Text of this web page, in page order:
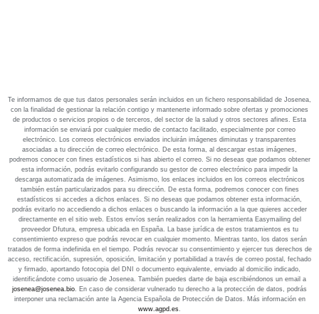
Te informamos de que tus datos personales serán incluidos en un fichero responsabilidad de Josenea,
con la finalidad de gestionar la relación contigo y mantenerte informado sobre ofertas y promociones
de productos o servicios propios o de terceros, del sector de la salud y otros sectores afines. Esta
información se enviará por cualquier medio de contacto facilitado, especialmente por correo
electrónico. Los correos electrónicos enviados incluirán imágenes diminutas y transparentes
asociadas a tu dirección de correo electrónico. De esta forma, al descargar estas imágenes,
podremos conocer con fines estadísticos si has abierto el correo. Si no deseas que podamos obtener
esta información, podrás evitarlo configurando su gestor de correo electrónico para impedir la
descarga automatizada de imágenes. Asimismo, los enlaces incluidos en los correos electrónicos
también están particularizados para su dirección. De esta forma, podremos conocer con fines
estadísticos si accedes a dichos enlaces. Si no deseas que podamos obtener esta información,
podrás evitarlo no accediendo a dichos enlaces o buscando la información a la que quieres acceder
directamente en el sitio web. Estos envíos serán realizados con la herramienta Easymailing del
proveedor Dfutura, empresa ubicada en España. La base jurídica de estos tratamientos es tu
consentimiento expreso que podrás revocar en cualquier momento. Mientras tanto, los datos serán
tratados de forma indefinida en el tiempo. Podrás revocar su consentimiento y ejercer tus derechos de
acceso, rectificación, supresión, oposición, limitación y portabilidad a través de correo postal, fechado
y firmado, aportando fotocopia del DNI o documento equivalente, enviado al domicilio indicado,
identificándote como usuario de Josenea. También puedes darte de baja escribiéndonos un email a
josenea@josenea.bio. En caso de considerar vulnerado tu derecho a la protección de datos, podrás
interponer una reclamación ante la Agencia Española de Protección de Datos. Más información en
www.agpd.es.